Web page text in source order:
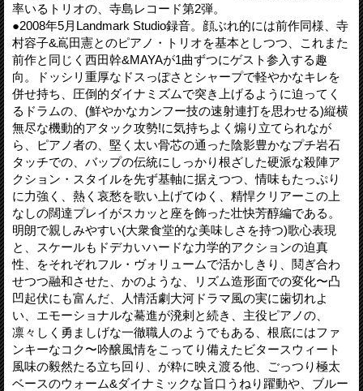
率いるトリオの、寺島レコード第2弾。
●2008年5月Landmark Studio録音。顔ぶれ的には前作同様、寺
村容子&嶌田憲とのピアノ・トリオを基本としつつ、これまた
前作と同じく西田幹&MAYAが1曲ずつにゲスト参入する趣
向。ドッシリ重厚なドスっぽさとシャープで軽やかなキレを
併せ持ち、圧倒的ダイナミズムで突き上げるように迫ってく
るドラムの、(鮮やかなカンフー技の速射連打を思わせる)縦横
無尽な機動的アタック攻勢!に気持ちよく煽り立てられなが
ら、ピアノ者の、堅く太い骨芯の通った陰影豊かなプチ岩石
タッチでの、バップの伝統にしっかり根ざした硬派な殺陣ア
クション・スタイルを先ず基軸に据えつつ、情味もたっぷり
に力強く、熱く哀愁を歌い上げてゆく、精悍クリアーこの上
なしの闊達プレイがスカッと座を飾った壮快芳醇編である。
明朗で親しみやすい(大衆食堂的な美味しさを持つ)歌心表現
と、スケールもドデカいハードな力学的アクションの迫真
性、をそれぞれフル・ヴォリュームで活かしきり、鬩ぎ合わ
せつつ融和させた、かのような、リズム造形面での変化〜凸
凹起伏にも富んだ、人情活劇大河ドラマ風の実に歯切れよ
い、エモーショナルな驀進が溌剌と続き、主役ピアノの、
凛々しく勇ましげな一徹職人のようでもある、根底にはファ
ンキーなコク〜吟醸風情をこってり備えたビタースウィート
風味の毅然たる立ち回り、が粋に映え渡る他、ごっつり極太
ベースのウォーム&ダイナミックな旨口うねり躍動や、ブルー